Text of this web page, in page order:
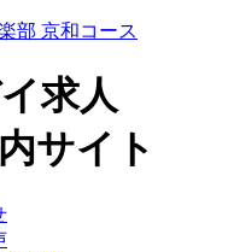
部 京和コース
求人
サイト